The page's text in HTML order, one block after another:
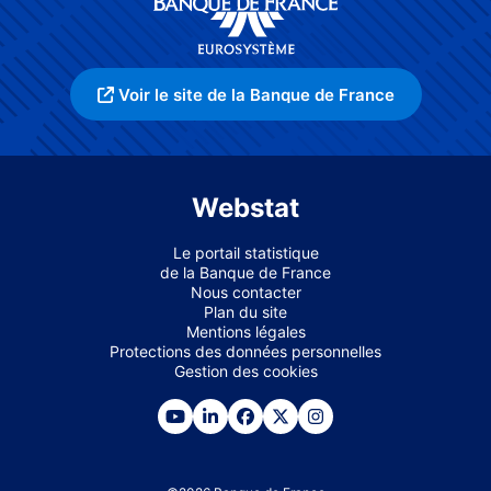
Voir le site de la Banque de France
Webstat
Le portail statistique
de la Banque de France
Nous contacter
Plan du site
Mentions légales
Protections des données personnelles
Gestion des cookies